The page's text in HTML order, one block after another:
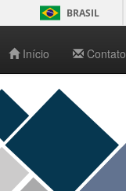
BRASIL
Início Contato